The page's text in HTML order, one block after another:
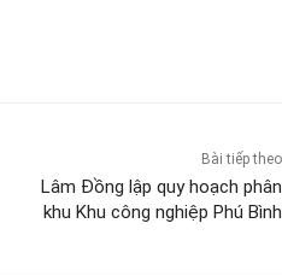
Bài tiếp theo
Lâm Đồng lập quy hoạch phân
khu Khu công nghiệp Phú Bình